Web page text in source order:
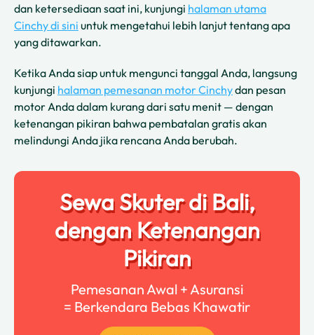
dan ketersediaan saat ini, kunjungi halaman utama
Cinchy di sini untuk mengetahui lebih lanjut tentang apa
yang ditawarkan.
Ketika Anda siap untuk mengunci tanggal Anda, langsung
kunjungi halaman pemesanan motor Cinchydan pesan
motor Anda dalam kurang dari satu menit — dengan
ketenangan pikiran bahwa pembatalan gratis akan
melindungi Anda jika rencana Anda berubah.
Sewa Skuter di Bali,
dengan Ketenangan
Pikiran
Pemesanan Awal + Asuransi
= Berkendara Bebas Khawatir